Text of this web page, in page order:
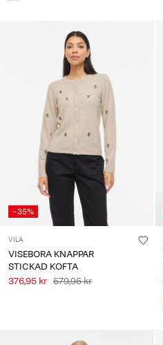
-35%
VILA
VISEBORA KNAPPAR
STICKAD KOFTA
376,95 kr 579,95 kr